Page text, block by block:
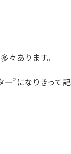
々あります。
”になりきって